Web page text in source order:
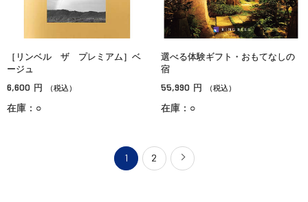
［リンベル ザ プレミアム］ベ
ージュ
6,600 円 （税込）
在庫：○
選べる体験ギフト・おもてなしの
宿
55,990 円 （税込）
在庫：○
1 2